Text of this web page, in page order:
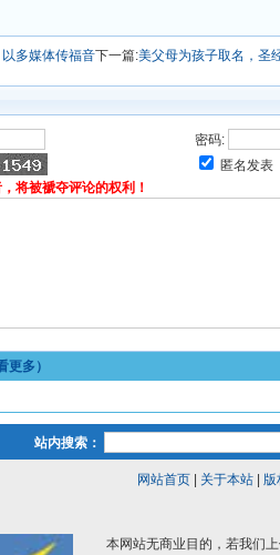
多媒体传福音下一篇:美父母为孩子取名，圣
密码:
匿名发表
将被褫夺评论的权利！
更多）
站内搜索：
网站首页| 关于本站| 版
本网站无商业目的，若我们